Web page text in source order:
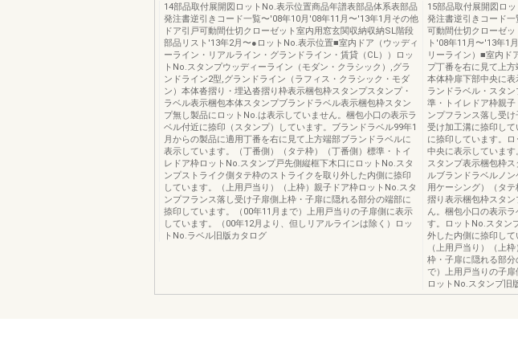
14部品取付展開図ロットNo.表示位置商品年譜表部品体系表部品
発注書逆引きコード一覧〜'08年10月'08年11月〜'13年1月その他
ドア引戸可動間仕切クローゼット室内用窓玄関収納収納SL階段
部品リスト'13年2月〜●ロットNo.表示位置■室内ドア（ウッディ
ーライン・リアルライン・グランドライン・賃貸（CL））ロッ
トNo.スタンプウッディーライン（モダン・クラシック）,グラ
ンドライン2型,グランドライン（ラフィス・クラシック・モダ
ン）本体沓摺り・埋込沓摺り枠表示梱包枠スタンプスタンプ・
ラベル表示梱包本体スタンプブランドラベル表示梱包枠スタン
プ無し製品にロットNo.は表示していません。梱包小口の表示ラ
ベル付近に捺印（スタンプ）しています。ブランドラベル99年1
月からの製品に適用丁番を右に見て上方端部ブランドラベルに
表示しています。（丁番側）（タテ枠）（丁番側）標準・トイ
レドア枠ロットNo.スタンプ戸先側縦框下木口にロットNo.スタ
ンプストライク側タテ枠のストライクを取り外した内側に捺印
しています。（上用戸当り）（上枠）親子ドア枠ロットNo.スタ
ンプフランス落し受け子扉側上枠・子扉に隠れる部分の端部に
捺印しています。（00年11月まで）上用戸当りの子扉側に表示
しています。（00年12月より、但しリアルラインは除く）ロッ
トNo.ラベル旧版カタログ
15部品取付展開図ロ
発注書逆引きコード
可動間仕切クローゼ
ト'08年11月〜'13年1
リーライン）■室内ド
プ丁番を右に見て上方
本体枠扉下部中央に
ランドラベル・スタ
準・トイレドア枠親
ンプフランス落し受
受け加工溝に捺印し
に捺印しています。
中央に表示しています
スタンプ表示梱包枠
ルブランドラベルノ
用ケーシング）（タ
摺り表示梱包枠スタ
ん。梱包小口の表示
す。ロットNo.スタン
外した内側に捺印し
（上用戸当り）（上
枠・子扉に隠れる部
で）上用戸当りの子扉
ロットNo.スタンプ旧